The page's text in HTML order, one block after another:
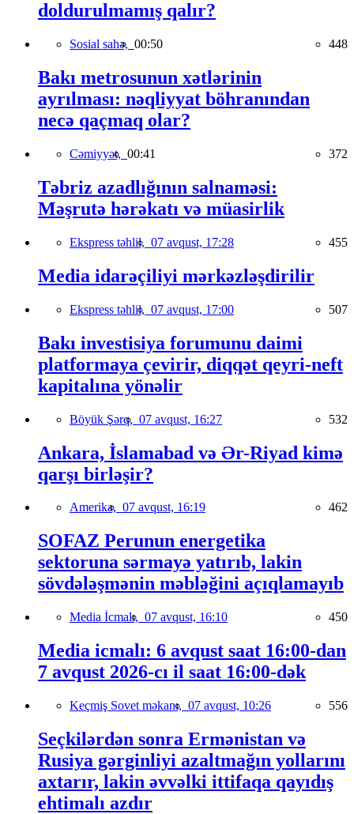
doldurulmamış qalır?
Sosial sahə, 00:50 448
Bakı metrosunun xətlərinin
ayrılması: nəqliyyat böhranından
necə qaçmaq olar?
Cəmiyyət, 00:41 372
Təbriz azadlığının salnaməsi:
Məşrutə hərəkatı və müasirlik
Ekspress təhlil, 07 avqust, 17:28 455
Media idarəçiliyi mərkəzləşdirilir
Ekspress təhlil, 07 avqust, 17:00 507
Bakı investisiya forumunu daimi
platformaya çevirir, diqqət qeyri-neft
kapitalına yönəlir
Böyük Şərq, 07 avqust, 16:27 532
Ankara, İslamabad və Ər-Riyad kimə
qarşı birləşir?
Amerika, 07 avqust, 16:19 462
SOFAZ Perunun energetika
sektoruna sərmayə yatırıb, lakin
sövdələşmənin məbləğini açıqlamayıb
Media İcmalı, 07 avqust, 16:10 450
Media icmalı: 6 avqust saat 16:00-dan
7 avqust 2026-cı il saat 16:00-dək
Keçmiş Sovet məkanı, 07 avqust, 10:26 556
Seçkilərdən sonra Ermənistan və
Rusiya gərginliyi azaltmağın yollarını
axtarır, lakin əvvəlki ittifaqa qayıdış
ehtimalı azdır